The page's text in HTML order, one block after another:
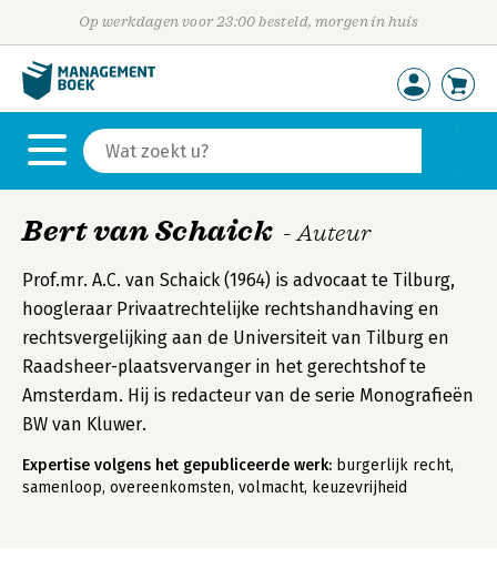
Op werkdagen voor 23:00 besteld, morgen in huis
Bert van Schaick - Auteur
Prof.mr. A.C. van Schaick (1964) is advocaat te Tilburg,
hoogleraar Privaatrechtelijke rechtshandhaving en
rechtsvergelijking aan de Universiteit van Tilburg en
Raadsheer-plaatsvervanger in het gerechtshof te
Amsterdam. Hij is redacteur van de serie Monografieën
BW van Kluwer.
Expertise volgens het gepubliceerde werk: burgerlijk recht,
samenloop, overeenkomsten, volmacht, keuzevrijheid